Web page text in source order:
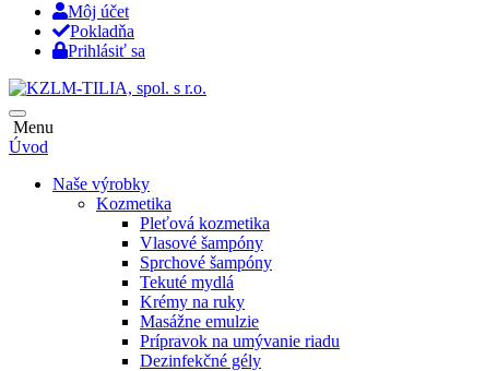
Môj účet
Pokladňa
Prihlásiť sa
Menu
Úvod
Naše výrobky
Kozmetika
Pleťová kozmetika
Vlasové šampóny
Sprchové šampóny
Tekuté mydlá
Krémy na ruky
Masážne emulzie
Prípravok na umývanie riadu
Dezinfekčné gély